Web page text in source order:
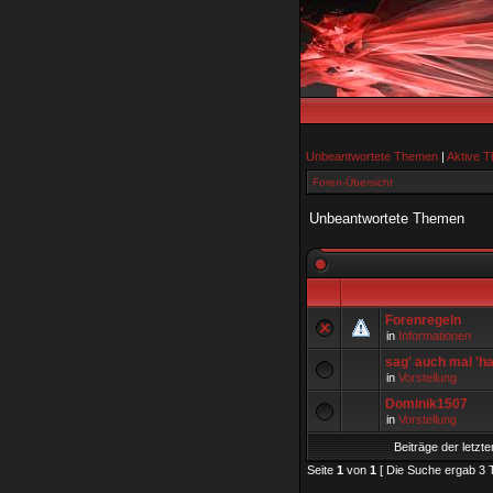
Unbeantwortete Themen | Aktive
Foren-Übersicht
Unbeantwortete Themen
Forenregeln
in Informationen
sag' auch mal
in Vorstellung
Dominik1507
in Vorstellung
Beiträge der
Seite 1 von 1 [ Die Suche ergab 3